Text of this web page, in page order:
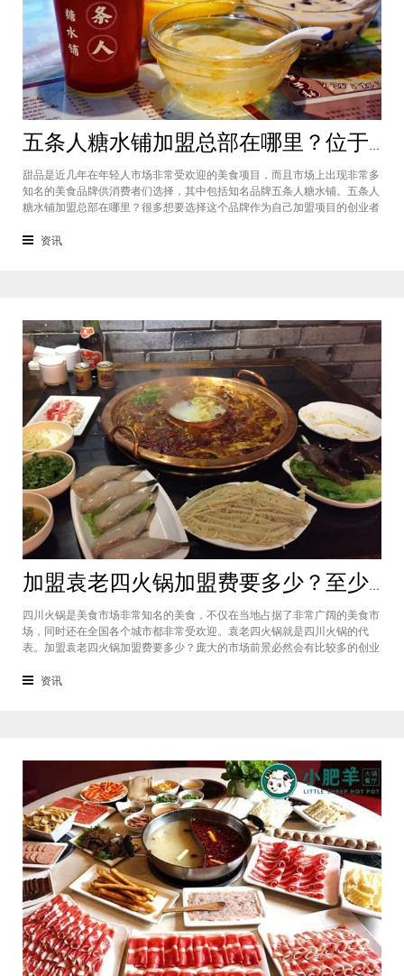
五条人糖水铺加盟总部在哪里？位于福建厦门欢迎大家前来考察
甜品是近几年在年轻人市场非常受欢迎的美食项目，而且市场上出现非常多
知名的美食品牌供消费者们选择，其中包括知名品牌五条人糖水铺。五条人
糖水铺加盟总部在哪里？很多想要选择这个品牌作为自己加盟项目的创业者
门进行考察，带大家了解五条人糖水铺加盟情况，欢迎大家前来考察。五条
资讯
加盟袁老四火锅加盟费要多少？至少50万资金你准备好了吗？
四川火锅是美食市场非常知名的美食，不仅在当地占据了非常广阔的美食市
场，同时还在全国各个城市都非常受欢迎。袁老四火锅就是四川火锅的代
表。加盟袁老四火锅加盟费要多少？庞大的市场前景必然会有比较多的创业
城市都有着不一样的加盟费标准，袁老四火锅加盟至少要有50万资金你准备
资讯